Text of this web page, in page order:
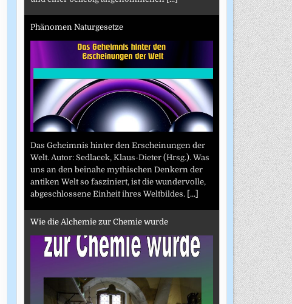
Phänomen Naturgesetze
Das Geheimnis hinter den Erscheinungen der
Welt. Autor: Sedlacek, Klaus-Dieter (Hrsg.). Was
uns an den beinahe mythischen Denkern der
antiken Welt so fasziniert, ist die wundervolle,
abgeschlossene Einheit ihres Weltbildes. [...]
Wie die Alchemie zur Chemie wurde